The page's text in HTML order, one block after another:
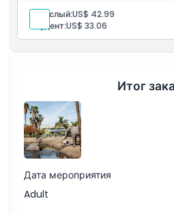
вы откроете Fossили эпохи льда и
центре Л.А.
Взрослый:US$ 42.99
Студент:US$ 33.06
Итог
Дата мероприятия
Adult